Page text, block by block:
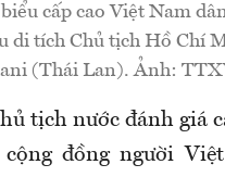
cấp cao Việt Nam
di tích Chủ tịch Hồ Chí
(Thái Lan). Ảnh:
tịch nước đánh giá
cộng đồng người